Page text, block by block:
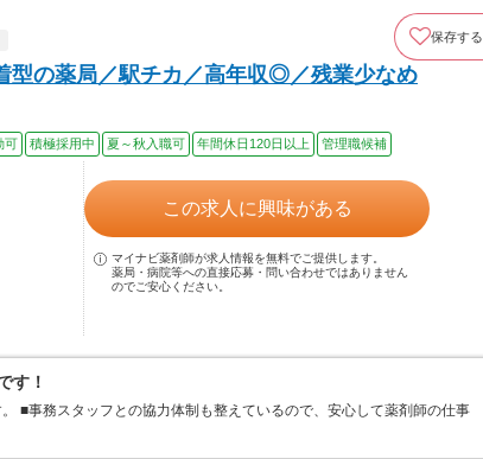
保存する
型の薬局／駅チカ／高年収◎／残業少なめ
可 積極採用中 夏～秋入職可 年間休日120日以上 管理職候補
この求人に興味がある
マイナビ薬剤師が求人情報を無料でご提供します。
薬局・病院等への直接応募・問い合わせではありません
のでご安心ください。
す！
■事務スタッフとの協力体制も整えているので、安心して薬剤師の仕事